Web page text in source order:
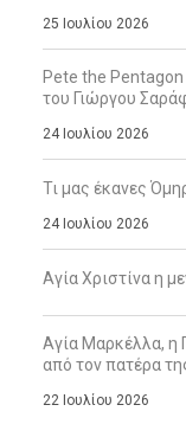
25 Ιουλίου 2026
Pete the Pentagon
του Γιώργου
24 Ιουλίου 2026
Τι μας έκανες
24 Ιουλίου 2026
Αγία Χριστίνα η
Αγία Μαρκέλλα, η
από τον πατέρα
22 Ιουλίου 2026